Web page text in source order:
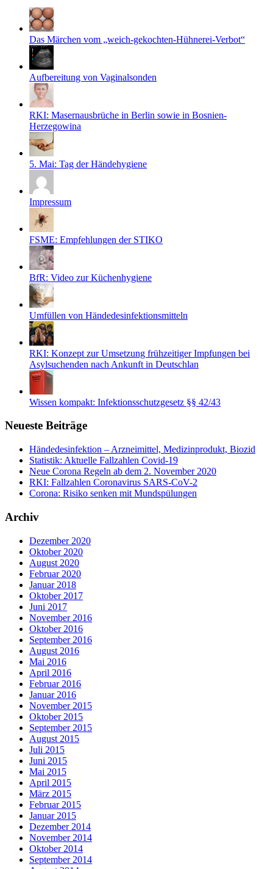
Das Märchen vom „weich-gekochten-Hühnerei-Verbot“
Aufbereitung von Vaginalsonden
RKI: Masernausbrüche in Berlin sowie in Bosnien-
Herzegowina
5. Mai: Tag der Händehygiene
Impressum
FSME: Empfehlungen der STIKO
BfR: Video zur Küchenhygiene
Umfüllen von Händedesinfektionsmitteln
RKI: Konzept zur Umsetzung frühzeitiger Impfungen bei
Asylsuchenden nach Ankunft in Deutschlan
Wissen kompakt: Infektionsschutzgesetz §§ 42/43
Neueste Beiträge
Händedesinfektion – Arzneimittel, Medizinprodukt, Biozid
Statistik: Aktuelle Fallzahlen Covid-19
Neue Corona Regeln ab dem 2. November 2020
RKI: Fallzahlen Coronavirus SARS-CoV-2
Corona: Risiko senken mit Mundspülungen
Archiv
Dezember 2020
Oktober 2020
August 2020
Februar 2020
Januar 2018
Oktober 2017
Juni 2017
November 2016
Oktober 2016
September 2016
August 2016
Mai 2016
April 2016
Februar 2016
Januar 2016
November 2015
Oktober 2015
September 2015
August 2015
Juli 2015
Juni 2015
Mai 2015
April 2015
März 2015
Februar 2015
Januar 2015
Dezember 2014
November 2014
Oktober 2014
September 2014